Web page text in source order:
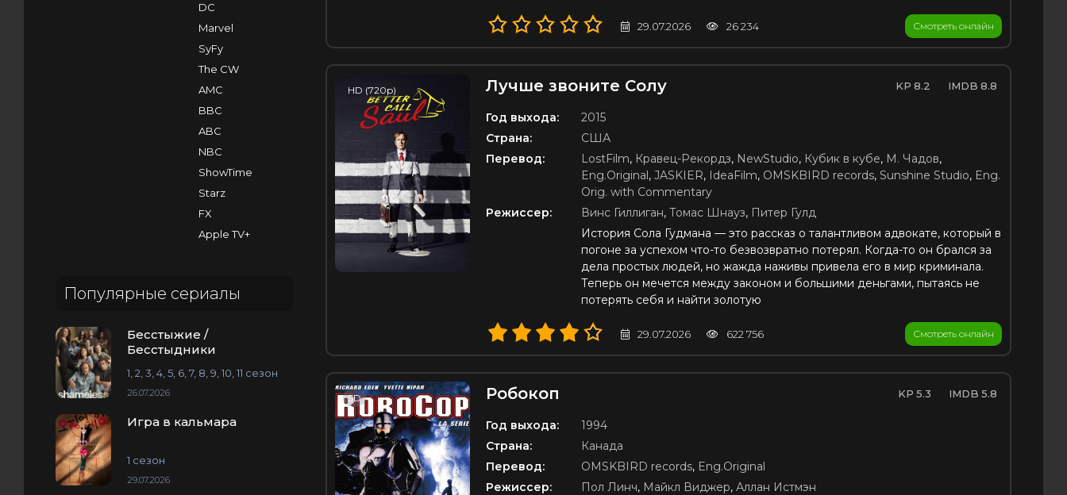
DC
Marvel
SyFy
The CW
AMC
BBC
ABC
NBC
ShowTime
Starz
FX
Apple TV+
Популярные сериалы
Бесстыжие /
Бесстыдники
1, 2, 3, 4, 5, 6, 7, 8, 9, 10, 11 сезон
26.07.2026
Игра в кальмара
1 сезон
29.07.2026
29.07.2026 26 234 Смотреть онлайн
HD (720p) Лучше звоните Солу 8.2 8.8
Год выхода:
2015
Страна:
США
Перевод:
LostFilm, Кравец-Рекордз, NewStudio, Кубик в кубе, М. Чадов,
Eng.Original, JASKIER, IdeaFilm, OMSKBIRD records, Sunshine Studio, Eng.
Orig. with Commentary
Режиссер:
Винс Гиллиган, Томас Шнауз, Питер Гулд
История Сола Гудмана — это рассказ о талантливом адвокате, который в
погоне за успехом что-то безвозвратно потерял. Когда-то он брался за
дела простых людей, но жажда наживы привела его в мир криминала.
Теперь он мечется между законом и большими деньгами, пытаясь не
потерять себя и найти золотую
29.07.2026 622 756 Смотреть онлайн
SD Робокоп 5.3 5.8
Год выхода:
1994
Страна:
Канада
Перевод:
OMSKBIRD records, Eng.Original
Режиссер:
Пол Линч, Майкл Виджер, Аллан Истмэн